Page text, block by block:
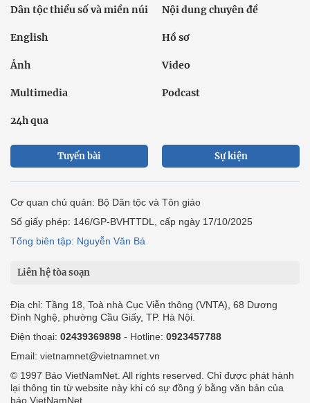
Dân tộc thiểu số và miền núi Nội dung chuyên đề
English Hồ sơ
Ảnh Video
Multimedia Podcast
24h qua
Tuyến bài Sự kiện
Cơ quan chủ quản: Bộ Dân tộc và Tôn giáo
Số giấy phép: 146/GP-BVHTTDL, cấp ngày 17/10/2025
Tổng biên tập: Nguyễn Văn Bá
Liên hệ tòa soạn
Địa chỉ: Tầng 18, Toà nhà Cục Viễn thông (VNTA), 68 Dương
Đình Nghệ, phường Cầu Giấy, TP. Hà Nội.
Điện thoại: 02439369898 - Hotline: 0923457788
Email: vietnamnet@vietnamnet.vn
© 1997 Báo VietNamNet. All rights reserved. Chỉ được phát hành
lại thông tin từ website này khi có sự đồng ý bằng văn bản của
báo VietNamNet.